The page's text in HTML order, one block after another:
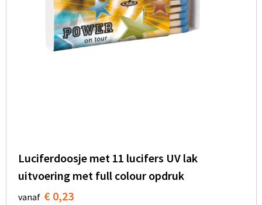
Luciferdoosje met 11 lucifers UV lak
uitvoering met full colour opdruk
vanaf € 0,23